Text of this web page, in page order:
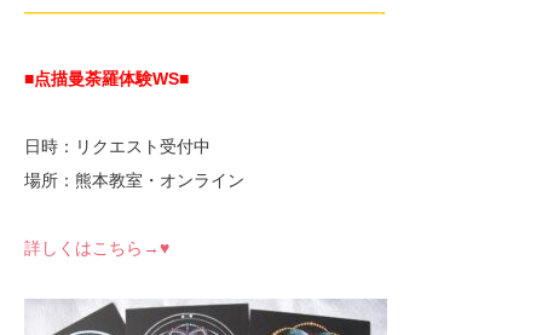
—————————————————————-
■点描曼荼羅体験WS■
日時：リクエスト受付中
場所：熊本教室・オンライン
詳しくはこちら→♥